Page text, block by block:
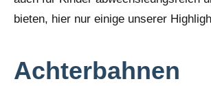
bieten, hier nur einige unserer
Achterbahnen